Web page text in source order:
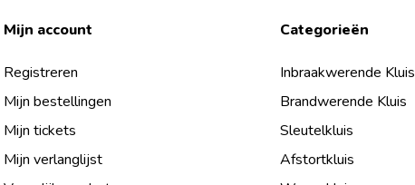
Mijn account
Registreren
Mijn bestellingen
Mijn tickets
Mijn verlanglijst
Categorieën
Inbraakwerende Kluis
Brandwerende Kluis
Sleutelkluis
Afstortkluis